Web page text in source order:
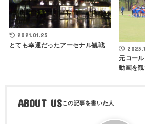
2021.01.25
とても幸運だったアーセナル観戦
元コー
動画を観
ABOUT US